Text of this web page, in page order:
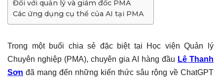
Trong một buổi chia sẻ đặc biệt tại Học viện Quản lý
Chuyên nghiệp (PMA), chuyên gia AI hàng đầu Lê Thanh
Sơn đã mang đến những kiến thức sâu rộng về ChatGPT
Đối với quản lý và giám đốc PMA
Các ứng dụng cụ thể của AI tại PMA